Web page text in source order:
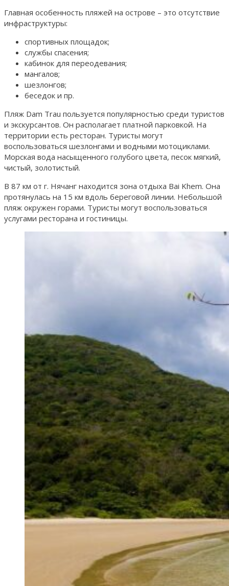
Главная особенность пляжей на острове – это отсутствие
инфраструктуры:
спортивных площадок;
службы спасения;
кабинок для переодевания;
мангалов;
шезлонгов;
беседок и пр.
Пляж Dam Trau пользуется популярностью среди туристов
и экскурсантов. Он располагает платной парковкой. На
территории есть ресторан. Туристы могут
воспользоваться шезлонгами и водными мотоциклами.
Морская вода насыщенного голубого цвета, песок мягкий,
чистый, золотистый.
В 87 км от г. Нячанг находится зона отдыха Bai Khem. Она
протянулась на 15 км вдоль береговой линии. Небольшой
пляж окружен горами. Туристы могут воспользоваться
услугами ресторана и гостиницы.